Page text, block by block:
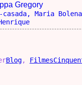
Gregory
casada, Maria Bolena
Blog, Filmes